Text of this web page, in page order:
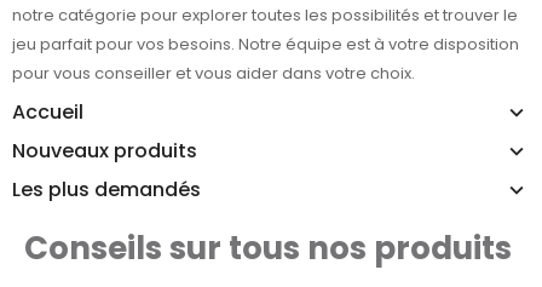
Accueil
Nouveaux produits
Les plus demandés
Conseils sur tous nos produits
notre catégorie pour explorer toutes les possibilités et trouver le
jeu parfait pour vos besoins. Notre équipe est à votre disposition
pour vous conseiller et vous aider dans votre choix.